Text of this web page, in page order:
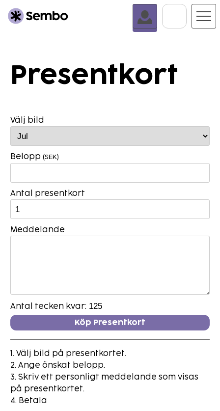
Gå Till
Presentkort
Välj bild
Belopp (SEK)
Antal presentkort
Meddelande
Antal tecken kvar:
1. Välj bild på presentkortet.
2. Ange önskat belopp.
3. Skriv ett personligt meddelande som visas
på presentkortet.
4. Betala